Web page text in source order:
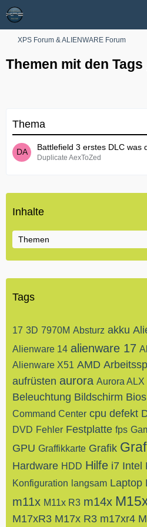
XPS Forum & ALIENWARE Forum
Themen mit den Tags
Thema
Battlefield 3 erstes DLC was
Duplicate AexToZed
Inhalte
Themen
Tags
17 3D 7970M Absturz akku
Alienware 14 alienware 17
Alienware X51 AMD
aufrüsten aurora Aurora ALX
Beleuchtung Bildschirm Bios
Command Center cpu defekt
DVD Fehler Festplatte fps
GPU Graffikkarte Grafik
Hardware HDD Hilfe i7 Intel
Konfiguration langsam Laptop
m11x M11x R3 m14x
M17xR3 M17x R3 m17xr4